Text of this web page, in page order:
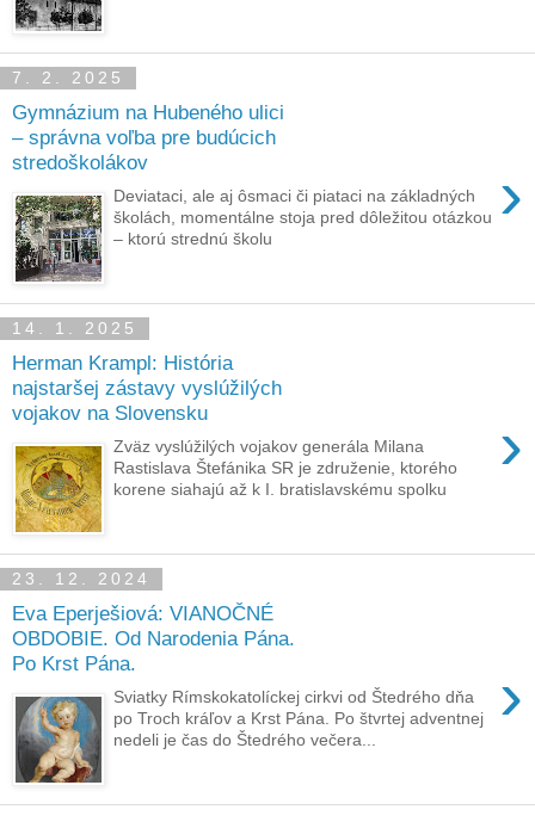
7. 2. 2025
Gymnázium na Hubeného ulici
‒ správna voľba pre budúcich
stredoškolákov
›
Deviataci, ale aj ôsmaci či piataci na základných
školách, momentálne stoja pred dôležitou otázkou
‒ ktorú strednú školu
14. 1. 2025
Herman Krampl: História
najstaršej zástavy vyslúžilých
vojakov na Slovensku
›
Zväz vyslúžilých vojakov generála Milana
Rastislava Štefánika SR je združenie, ktorého
korene siahajú až k I. bratislavskému spolku
23. 12. 2024
Eva Eperješiová: VIANOČNÉ
OBDOBIE. Od Narodenia Pána.
Po Krst Pána.
›
Sviatky Rímskokatolíckej cirkvi od Štedrého dňa
po Troch kráľov a Krst Pána. Po štvrtej adventnej
nedeli je čas do Štedrého večera...